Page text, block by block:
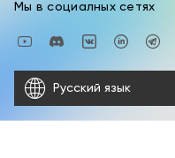
Мы в социалных сетях
Русский язык